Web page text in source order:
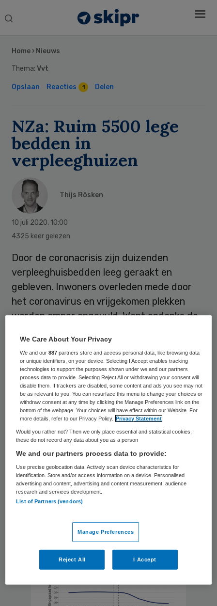
Search
Home › Nieuws
Thema: Vvt
Opslaan Reacties 1 Delen
NZa: Ruim 5500 lege
bedden in
verpleeghuizen
Thijs Rösken
10 juli 2020, 10:00
4325 keer gelezen
Door de coronacrisis zijn duizenden
verpleeghuisbedden leeg geraakt en
gebleven. Inwoners overleden mede door
het coronavirus en vrijgekomen plekken
werden amper opgevuld. Want ondanks de
verder uit, stelt de Nederlandse
Zorgautoriteit (NZa).
Volgens de Nza kwamen er 5861
verpleeghuisbedden vrij in de coronacrisis.
Daarmee daalde de bezettingsgraad in
verpleeghuizen met meer dan 4 procent.
Volgens de rapportage
van de NZa op basis
van gegevens van zorgkantoren wordt dit
vooral veroorzaakt door het hogere aantal
sterfgevallen dan normaal. Er zijn tussen 9
maart en 14 juni 5502 extra sterfgevallen
met een Wlz-indicatie geregistreerd ten
opzichte van voorgaande jaren.
Sidebar
We Care About Your Privacy
We and our887 partners store and access personal data, like browsing data
or unique identifiers, on your device. Selecting I Accept enables tracking
technologies to support the purposes shown under we and our partners
process data to provide. Selecting Reject All or withdrawing your consent will
disable them. If trackers are disabled, some content and ads you see may not
be as relevant to you. You can resurface this menu to change your choices or
withdraw consent at any time by clicking the Manage Preferences link on the
bottom of the webpage. Your choices will have effect within our Website. For
more details, refer to our Privacy Policy.
Privacy Statement
Would you rather not? Then we only place essential and statistical cookies,
these do not record any data about you as a person
We and our partners process data to provide:
Use precise geolocation data. Actively scan device characteristics for
identification. Store and/or access information on a device. Personalised
advertising and content, advertising and content measurement, audience
research and services development.
List of Partners (vendors)
Manage Preferences
Reject All I Accept